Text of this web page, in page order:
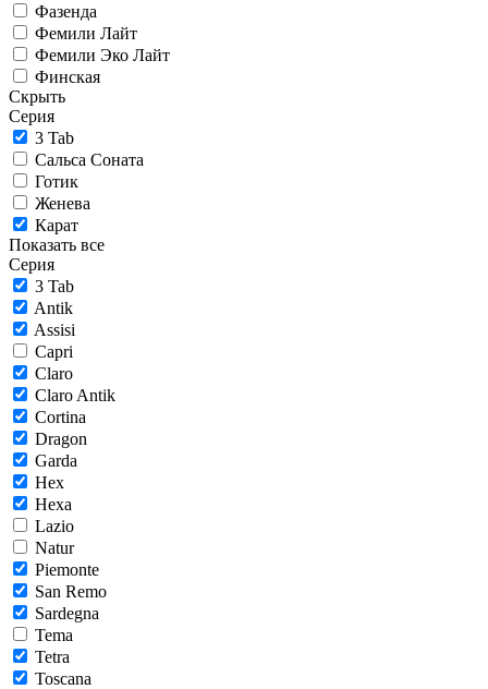
Фазенда
Фемили Лайт
Фемили Эко Лайт
Финская
Скрыть
Серия
3 Tab
Сальса Соната
Готик
Женева
Карат
Показать все
Серия
3 Tab
Antik
Assisi
Capri
Claro
Claro Antik
Cortina
Dragon
Garda
Hex
Hexa
Lazio
Natur
Piemonte
San Remo
Sardegna
Tema
Tetra
Toscana